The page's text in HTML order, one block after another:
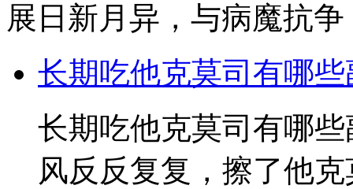
展日新月异，与病魔抗
长期吃他克莫司有哪
长期吃他克莫司有哪
风反反复复，擦了他